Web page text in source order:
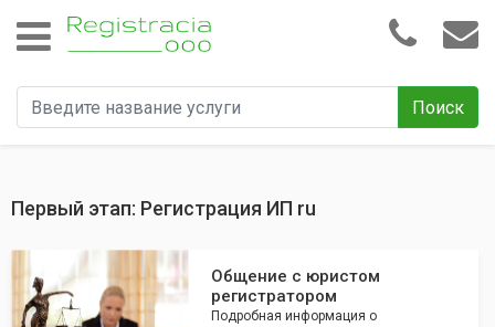
Поиск
Первый этап: Регистрация ИП ru
Общение с юристом
регистратором
Подробная информация о